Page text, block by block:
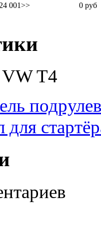
001>>
0 руб
VW T4